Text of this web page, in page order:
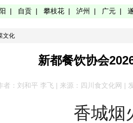
| 自贡 | 攀枝花 | 泸州 | 广元 |
文化
新都餐饮协会
者：刘和平 李飞 | 来源：四川食文化网 |
香城烟